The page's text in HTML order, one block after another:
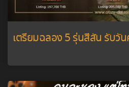
เตรียมฉลอง 5 รุ่นสีสัน รับวั